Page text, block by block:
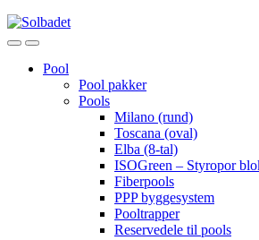
OpenClose
Pool
Pool pakker
Pools
Milano (rund)
Toscana (oval)
Elba (8-tal)
ISOGreen – Styropor
Fiberpools
PPP byggesystem
Pooltrapper
Reservedele til pools